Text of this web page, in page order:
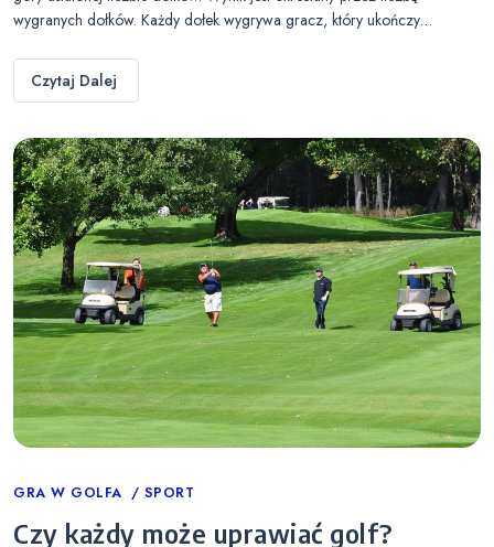
wygranych dołków. Każdy dołek wygrywa gracz, który ukończy…
Czytaj Dalej
Categories
GRA W GOLFA SPORT
Czy każdy może uprawiać golf?